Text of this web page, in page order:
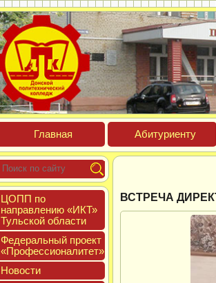
Глав­ная Аби­тури­ен­ту
ЦОПП по
нап­равле­нию «ИКТ»
Туль­ской об­ласти
Феде­раль­ный про­ект
«Про­фес­си­она­литет»
Новос­ти
ВСТРЕЧА